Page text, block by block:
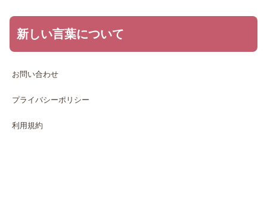
新しい言葉について
お問い合わせ
プライバシーポリシー
利用規約